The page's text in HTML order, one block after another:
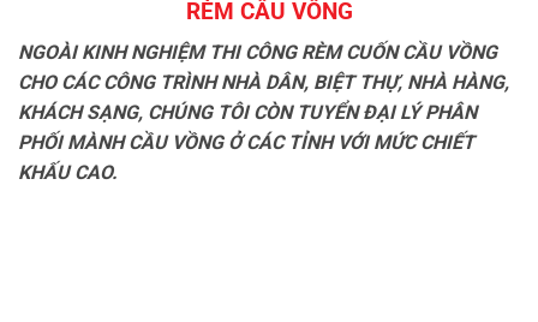
RÈM CẦU VỒNG
NGOÀI KINH NGHIỆM THI CÔNG RÈM CUỐN CẦU VỒNG
CHO CÁC CÔNG TRÌNH NHÀ DÂN, BIỆT THỰ, NHÀ HÀNG,
KHÁCH SẠNG, CHÚNG TÔI CÒN TUYỂN ĐẠI LÝ PHÂN
PHỐI MÀNH CẦU VỒNG Ở CÁC TỈNH VỚI MỨC CHIẾT
KHẤU CAO.